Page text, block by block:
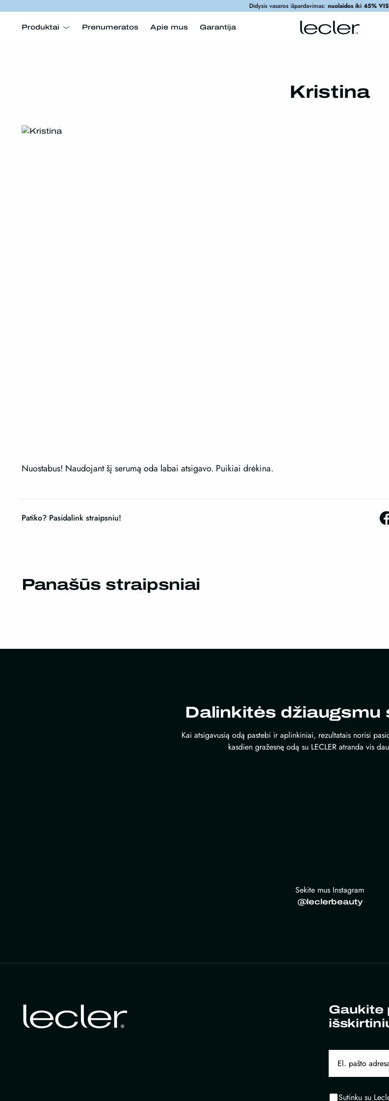
Didysis vasaros išpardavimas: nuolaidos iki 45%
Produktai Prenumeratos Apie mus Garantija
Kristina
Nuostabus! Naudojant šį serumą oda labai atsigavo. Puikiai drėkina.
Patiko? Pasidalink straipsniu!
Panašūs straipsniai
Dalinkitės džiaugsmu
Kai atsigavusią odą pastebi ir aplinkiniai, rezultatais norisi
kasdien gražesnę odą su LECLER atranda vis
Sekite mus Instagram
@leclerbeauty
Gaukite
Sutinku su